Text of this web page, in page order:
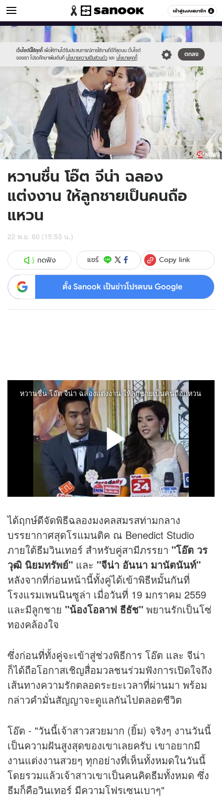
เข้าสู่ระบบสมาชิก
ข่าวบันเทิง หมวดอื่นๆ
เว็บไซต์นี้ใช้คุกกี้ เพื่อให้ท่านได้รับประสบการณ์การใช้งานที่ดีที่สุดบน เว็บไซต์
ของเรา โปรดศึกษาเพิ่มเติมที่ นโยบายความเป็นส่วนตัว และ นโยบายคุกกี้
ตกลง
Sanook
//s.isanook.com/sr/0/images/logo-
new-
sanook.png
600
60
//s.isanook.com/ns/0/ud/867/4339774/47.jpg
หวานชื่น โอ๊ต จีน่า ฉลอง
แต่งงาน ให้ลูกชายเป็นคนถือ
แหวน
22 พ.ย. 60 (15:53 น.)
กดฟัง แชร์ Copy link
ตั้ง Sanook เป็นข่าวโปรดบน Google
ได้ฤกษ์ดีจัดพิธีฉลองมงคลสมรสท่ามกลาง
บรรยากาศสุดโรแมนติค ณ Benedict Studio
ภายใต้ธีมวินเทอร์ สำหรับคู่สามีภรรยา "โอ๊ต วร
วุฒิ นิยมทรัพย์" และ "จีน่า อันนา มานัตนันท์"
หลังจากที่ก่อนหน้านี้ทั้งคู่ได้เข้าพิธีหมั้นกันที่
โรงแรมเพนนินซูล่า เมื่อวันที่ 19 มกราคม 2559
และมีลูกชาย "น้องโอลาฟ ธีธัช" พยานรักเป็นโซ่
ทองคล้องใจ
ซึ่งก่อนที่ทั้งคู่จะเข้าสู่ช่วงพิธีการ โอ๊ต และ จีน่า
ก็ได้ถือโอกาสเชิญสื่อมวลชนร่วมฟังการเปิดใจถึง
เส้นทางความรักตลอดระยะเวลาที่ผ่านมา พร้อม
กล่าวคำมั่นสัญญาจะดูแลกันไปตลอดชีวิต
โอ๊ต - "วันนี้เจ้าสาวสวยมาก (ยิ้ม) จริงๆ งานวันนี้
เป็นความฝันสูงสุดของเขาเลยครับ เขาอยากมี
งานแต่งงานสวยๆ ทุกอย่างที่เห็นทั้งหมดในวันนี้
โดยรวมแล้วเจ้าสาวเขาเป็นคนคิดธีมทั้งหมด ซึ่ง
ธีมก็คือวินเทอร์ มีความโฟรเซนเบาๆ"